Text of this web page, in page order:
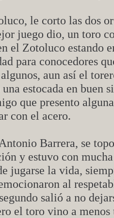
le corto las dos
juego dio, un toro
el Zotoluco estando
para conocedores
aun así el
estocada en buen
que presento
con el acero.
Barrera, se
y estuvo con
jugarse la vida,
al
salió a no
el toro vino a